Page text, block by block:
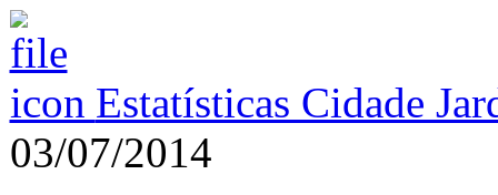
Estatísticas Cidade
03/07/2014